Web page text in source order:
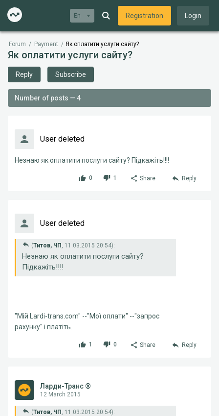
En Registration Login
Forum / Payment / Як оплатити услуги сайту?
Як оплатити услуги сайту?
Reply Subscribe
Number of posts — 4
User deleted
Незнаю як оплатити послуги сайту? Підкажіть!!!!
0 1 Share Reply
User deleted
(Титов, ЧП , 11.03.2015 20:54):
Незнаю як оплатити послуги сайту?
Підкажіть!!!!
"Мій Lardi-trans.com" --"Мої оплати" --"запрос
рахунку" і платіть.
1 0 Share Reply
Ларди-Транс ®
12 March 2015
(Титов, ЧП , 11.03.2015 20:54):